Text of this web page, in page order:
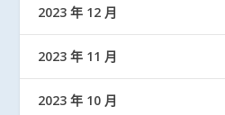
2023 年 12 月
2023 年 11 月
2023 年 10 月